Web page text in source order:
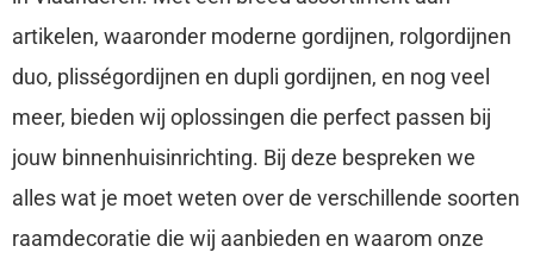
artikelen, waaronder moderne gordijnen, rolgordijnen
duo, plisségordijnen en dupli gordijnen, en nog veel
meer, bieden wij oplossingen die perfect passen bij
jouw binnenhuisinrichting. Bij deze bespreken we
alles wat je moet weten over de verschillende soorten
raamdecoratie die wij aanbieden en waarom onze